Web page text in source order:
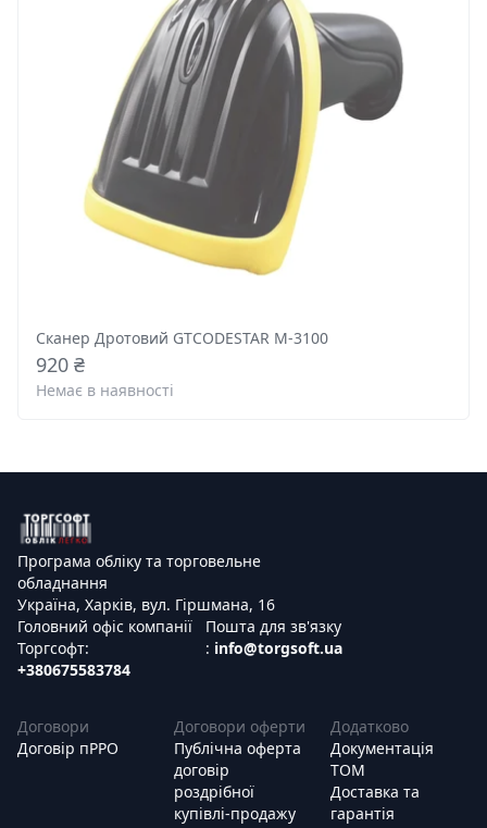
Сканер Дротовий GTCODESTAR M-3100
920 ₴
Немає в наявності
Програма обліку та торговельне
обладнання
Україна, Харків, вул. Гіршмана, 16
Головний офіс компанії
Торгсофт:
+380675583784
Пошта для зв'язку
: info@torgsoft.ua
Договори
Договір пРРО
Договори оферти
Публічна оферта
договір
роздрібної
купівлі-продажу
Додатково
Документація
ТОМ
Доставка та
гарантія